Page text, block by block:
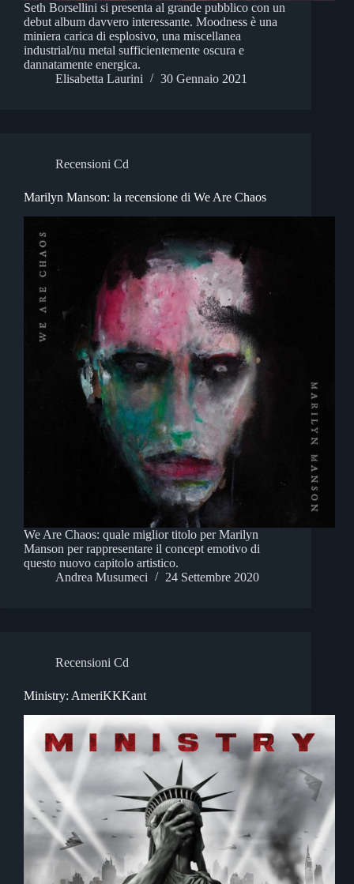
Seth Borsellini si presenta al grande pubblico con un
debut album davvero interessante. Moodness è una
miniera carica di esplosivo, una miscellanea
industrial/nu metal sufficientemente oscura e
dannatamente energica.
Elisabetta Laurini
30 Gennaio 2021
Recensioni Cd
Marilyn Manson: la recensione di We Are Chaos
We Are Chaos: quale miglior titolo per Marilyn
Manson per rappresentare il concept emotivo di
questo nuovo capitolo artistico.
Andrea Musumeci
24 Settembre 2020
Recensioni Cd
Ministry: AmeriKKKant